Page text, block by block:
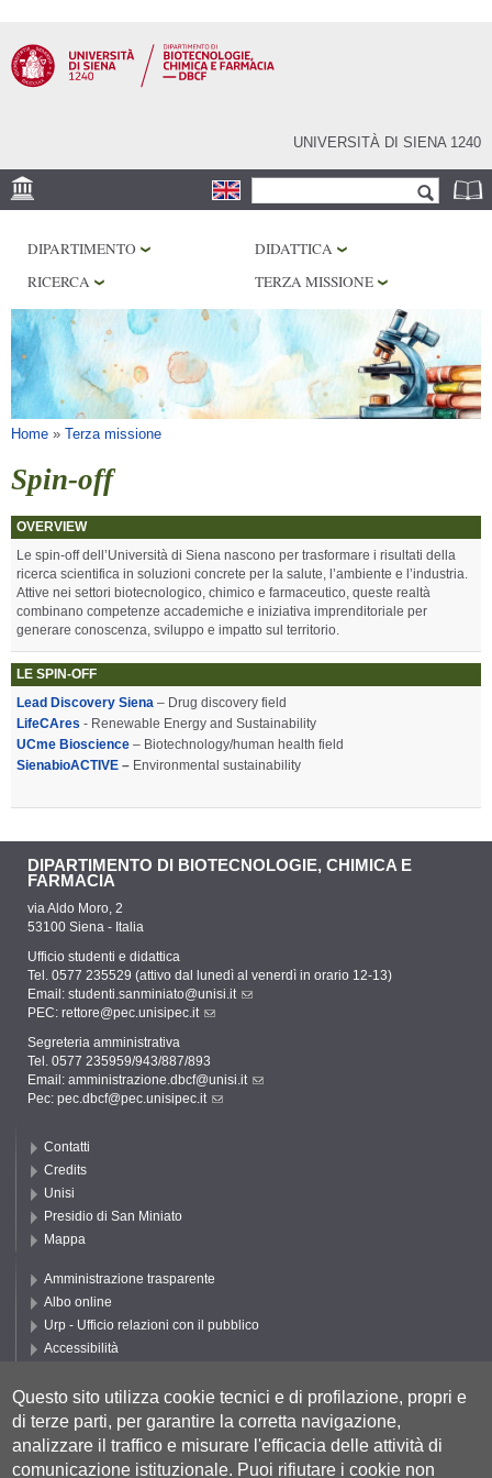
contenuto
principale
UNIVERSITÀ DI SIENA 1240
Form di ricerca
CENTRI DI RICERCA
LABORATORI
BIBLIOTECHE
SERVIZI
DIPARTIMENTO
DIDATTICA
RICERCA
TERZA MISSIONE
Tu sei qui
Home » Terza missione
Spin-off
OVERVIEW
Le spin-off dell’Università di Siena nascono per trasformare i risultati della
ricerca scientifica in soluzioni concrete per la salute, l’ambiente e l’industria.
Attive nei settori biotecnologico, chimico e farmaceutico, queste realtà
combinano competenze accademiche e iniziativa imprenditoriale per
generare conoscenza, sviluppo e impatto sul territorio.
LE SPIN-OFF
Lead Discovery Siena – Drug discovery field
LifeCAres - Renewable Energy and Sustainability
UCme Bioscience – Biotechnology/human health field
SienabioACTIVE – Environmental sustainability
DIPARTIMENTO DI BIOTECNOLOGIE, CHIMICA E
FARMACIA
via Aldo Moro, 2
53100 Siena - Italia
Ufficio studenti e didattica
Tel. 0577 235529 (attivo dal lunedì al venerdì in orario 12-13)
Email: studenti.sanminiato@unisi.it
PEC: rettore@pec.unisipec.it
Segreteria amministrativa
Tel. 0577 235959/943/887/893
Email: amministrazione.dbcf@unisi.it
Pec: pec.dbcf@pec.unisipec.it
Contatti
Credits
Unisi
Presidio di San Miniato
Mappa
Amministrazione trasparente
Albo online
Urp - Ufficio relazioni con il pubblico
Accessibilità
Cookie settings
Segui UNISI
Questo sito utilizza cookie tecnici e di profilazione, propri e
di terze parti, per garantire la corretta navigazione,
analizzare il traffico e misurare l'efficacia delle attività di
comunicazione istituzionale. Puoi rifiutare i cookie non